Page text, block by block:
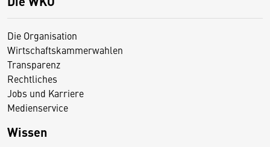
Die Organisation
Wirtschaftskammerwahlen
Transparenz
Rechtliches
Jobs und Karriere
Medienservice
Wissen